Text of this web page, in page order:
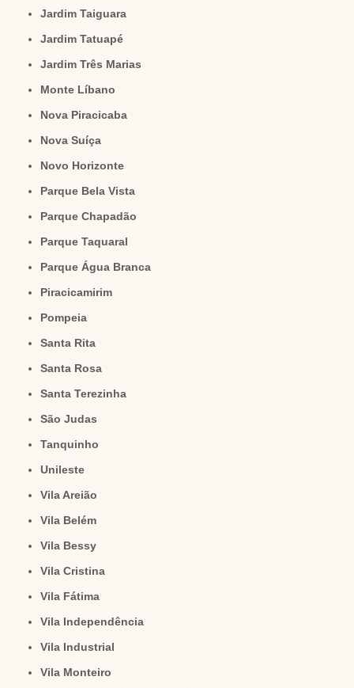
Jardim Taiguara
Jardim Tatuapé
Jardim Três Marias
Monte Líbano
Nova Piracicaba
Nova Suíça
Novo Horizonte
Parque Bela Vista
Parque Chapadão
Parque Taquaral
Parque Água Branca
Piracicamirim
Pompeia
Santa Rita
Santa Rosa
Santa Terezinha
São Judas
Tanquinho
Unileste
Vila Areião
Vila Belém
Vila Bessy
Vila Cristina
Vila Fátima
Vila Independência
Vila Industrial
Vila Monteiro